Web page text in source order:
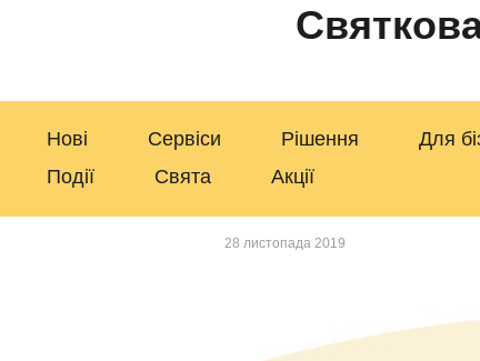
Нові Сервіси Рішення Для
Події
Свята Акції
28 листопада 2019